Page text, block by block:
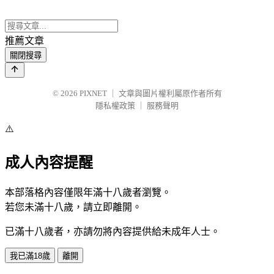
推薦文章
關閉搜尋
© 2026 PIXNET
文章與圖片權利屬原作者所有
隱私權政策
服務聲明
⚠️
成人內容提醒
本部落格內容僅限年滿十八歲者瀏覽。
若您未滿十八歲，請立即離開。
已滿十八歲者，亦請勿將內容提供給未成年人士。
我已滿18歲 離開